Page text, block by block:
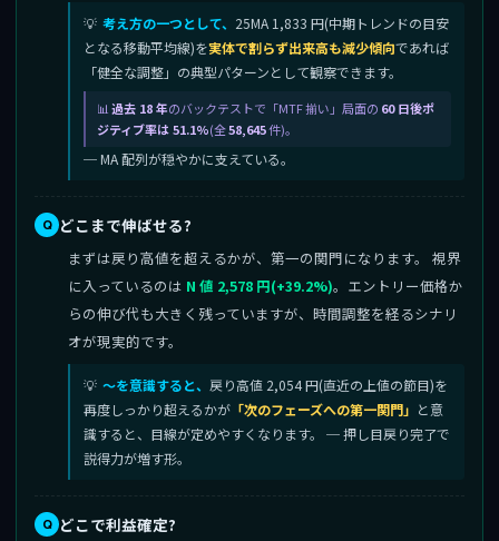
考え方の一つとして、 25MA 1,833 円(中期トレンドの目安
となる移動平均線)を実体で割らず出来高も減少傾向であれば
「健全な調整」の典型パターンとして観察できます。
過去 18 年のバックテストで「MTF 揃い」局面の 60 日後ポ
ジティブ率は 51.1%(全58,645件)。
─ MA 配列が穏やかに支えている。
どこまで伸ばせる?
まずは戻り高値を超えるかが、第一の関門になります。 視界
に入っているのは N 値 2,578 円(+39.2%)。エントリー価格か
らの伸び代も大きく残っていますが、時間調整を経るシナリ
オが現実的です。
〜を意識すると、 戻り高値 2,054 円(直近の上値の節目)を
再度しっかり超えるかが 「次のフェーズへの第一関門」 と意
識すると、目線が定めやすくなります。 ─ 押し目戻り完了で
説得力が増す形。
どこで利益確定?